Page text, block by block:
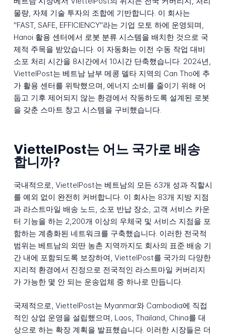
물량, 자체 기술 투자의 조합에 기반합니다. 이 회사는
"FAST, SAFE, EFFICIENCY"라는 기업 모토 하에 운영되며,
Hanoi 활용 센터에서 로봇 분류 시스템을 배치한 것으로 국
제적 주목을 받았습니다. 이 자동화는 이전 수동 작업 대비
소포 처리 시간을 8시간에서 10시간 단축했습니다. 2024년,
ViettelPost는 베트남 남부 메콩 델타 지역의 Can Tho에 추
가 활용 센터를 위탁했으며, 에너지 소비를 줄이기 위해 어
둡고 기후 제어되지 않는 환경에서 작동하도록 설계된 로봇
을 갖춘 스마트 창고 시스템을 구비했습니다.
ViettelPost는 어느 국가로 배송
합니까?
국내적으로, ViettelPost는 베트남의 모든 63개 성과 직할시
를 예외 없이 완전히 커버합니다. 이 회사는 83개 지방 지점
과 라스트마일 배송 노드, 소포 반납 장소, 고객 서비스 카운
터 기능을 하는 2,200개 이상의 우체국 및 서비스 지점을 포
함하는 계층화된 네트워크를 구축했습니다. 이러한 전국적
범위는 베트남의 외딴 농촌 지역까지도 회사의 표준 배송 기
간 내에 포함되도록 보장하여, ViettelPost를 국가의 다양한
지리적 환경에서 진정으로 전국적인 라스트마일 커버리지
가 가능한 몇 안 되는 운송업체 중 하나로 만듭니다.
국제적으로, ViettelPost는 Myanmar와 Cambodia에 직접
적인 상업 운영을 설립했으며, Laos, Thailand, China를 대
상으로 하는 확장 계획을 발표했습니다. 이러한 시장들은 더